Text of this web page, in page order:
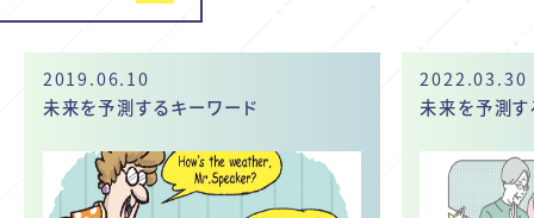
2019.06.10
未来を予測するキーワード
2022.03.30
未来を予測